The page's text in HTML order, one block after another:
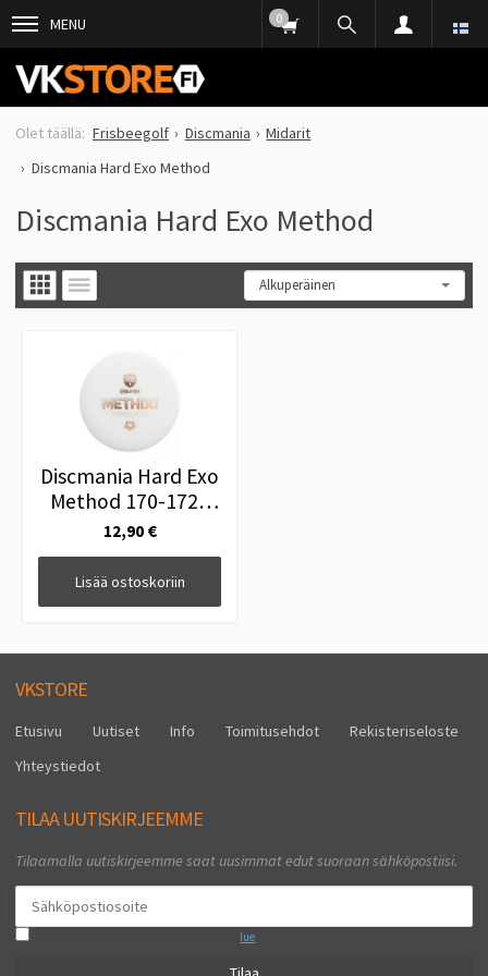
MENU 0
Frisbeegolf Discmania
Midarit
Discmania Hard Exo Method
Discmania Hard Exo Method
Discmania Hard Exo
Method 170-172g
Valkoinen
12,90 €
Lisää ostoskoriin
VKSTORE
Etusivu Uutiset Info Toimitusehdot
Rekisteriseloste
Yhteystiedot
TILAA UUTISKIRJEEMME
Tilaamalla uutiskirjeemme saat uusimmat edut suoraan sähköpostiisi.
lue